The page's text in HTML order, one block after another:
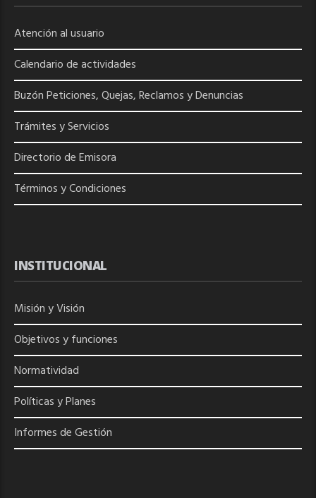
Atención al usuario
Calendario de actividades
Buzón Peticiones, Quejas, Reclamos y Denuncias
Trámites y Servicios
Directorio deEmisora
Términos y Condiciones
INSTITUCIONAL
Misión y Visión
Objetivos y funciones
Normatividad
Políticas y Planes
Informes de Gestión